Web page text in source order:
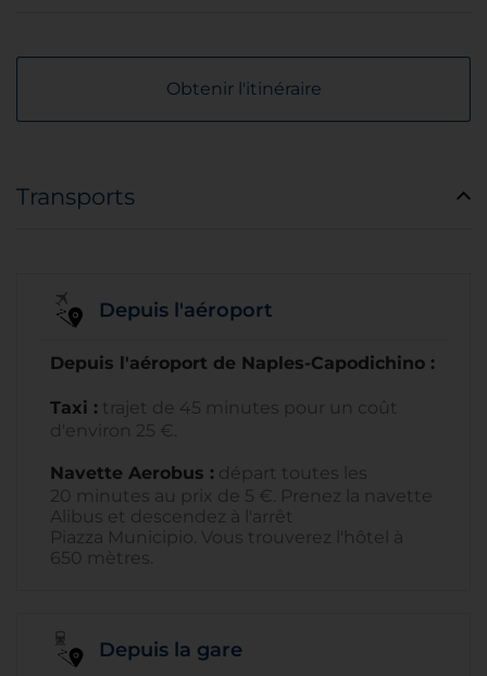
Obtenir l'itinéraire
Transports
Depuis l'aéroport
Depuis l'aéroport de Naples-Capodichino :
Taxi : trajet de 45 minutes pour un coût
d'environ 25 €.
Navette Aerobus : départ toutes les
20 minutes au prix de 5 €. Prenez la navette
Alibus et descendez à l'arrêt
Piazza Municipio. Vous trouverez l'hôtel à
650 mètres.
Depuis la gare